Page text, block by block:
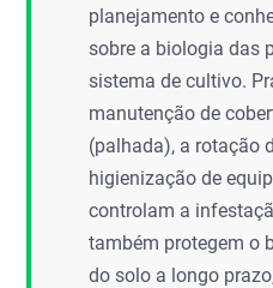
planejamento e
sobre a biologia das
sistema de cultivo.
manutenção de
(palhada), a rotação
higienização de
controlam a
também protegem o
do solo a longo